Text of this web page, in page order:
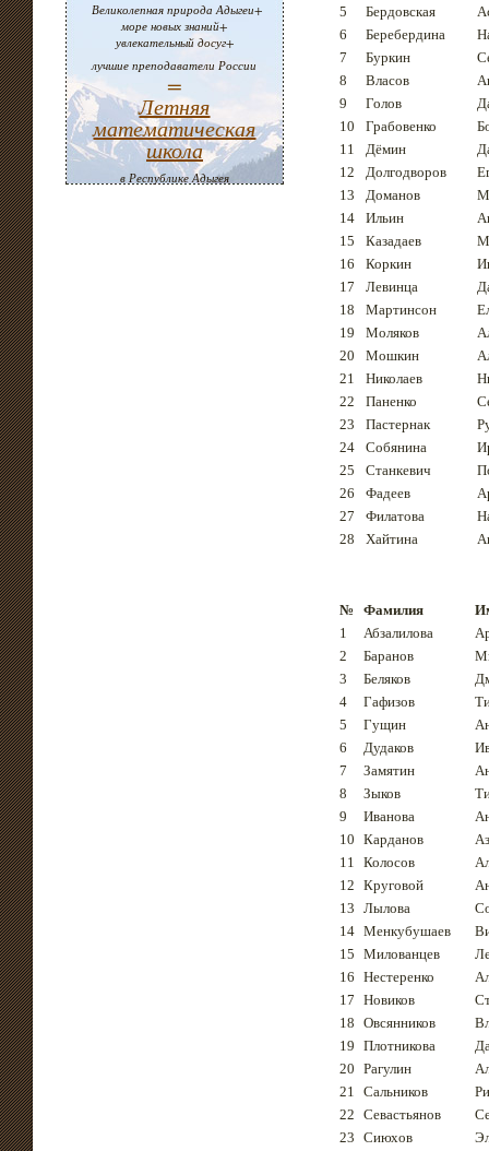
Великолепная природа Адыгеи+
море новых знаний+
увлекательный досуг+
лучшие преподаватели России
=
Летняя
математическая
школа
в Республике Адыгея
5
Бердовская
6
Беребердина
7
Буркин
8
Власов
9
Голов
10
Грабовенко
11
Дёмин
12
Долгодворов
13
Доманов
14
Ильин
15
Казадаев
16
Коркин
17
Левинца
18
Мартинсон
19
Моляков
20
Мошкин
21
Николаев
22
Паненко
23
Пастернак
24
Собянина
25
Станкевич
26
Фадеев
27
Филатова
28
Хайтина
№ Фамилия
1
Абзалилова
2
Баранов
3
Беляков
4
Гафизов
5
Гущин
6
Дудаков
7
Замятин
8
Зыков
9
Иванова
10 Карданов
11 Колосов
12 Круговой
13 Лылова
14 Менкубушаев
15 Милованцев
16 Нестеренко
17 Новиков
18 Овсянников
19 Плотникова
20 Рагулин
21 Сальников
22 Севастьянов
23 Сиюхов